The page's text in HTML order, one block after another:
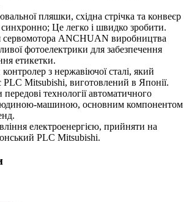
пляшки, східна стрічка та конвеєр
Це легко і швидко зробити.
сервомотора ANCHUAN виробництва
фотоелектрики для забезпечення
етикетки.
з нержавіючої сталі, який
PLC Mitsubishi, виготовлений в Японії.
технології автоматичного
машиною, основним компонентом
електроенергією, прийняти на
PLC Mitsubishi.